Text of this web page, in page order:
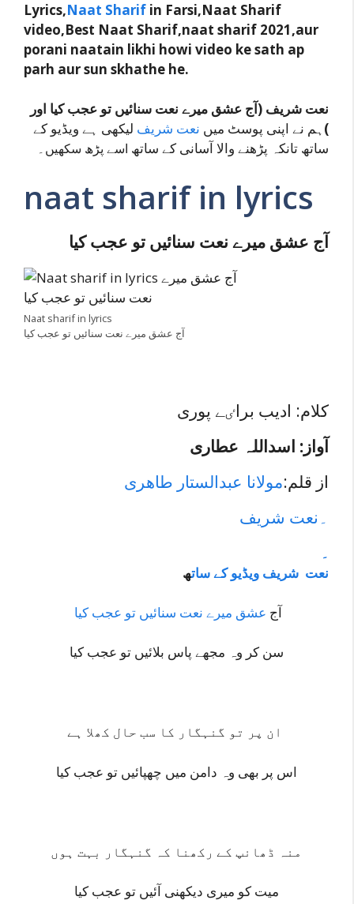
Lyrics,Naat Sharif in Farsi,Naat Sharif
video,Best Naat Sharif,naat sharif 2021,aur
porani naatain likhi howi video ke sath ap
parh aur sun skhathe he.
نعت شریف (آج عشق میرے نعت سنائیں تو عجب کیا اور
) ہم نے اپنی پوسٹ میں نعت شریف لیکھی ہے ویڈیو کے
ساتھ تانکہ پڑھنے والا آسانی کے ساتھ اسے پڑھ سکھیں۔
naat sharif in lyrics
آج عشق میرے نعت سنائیں تو عجب کیا
Naat sharif in lyrics
آج عشق میرے نعت سنائیں تو عجب کیا
کلام: ادیب براٸے پوری
آواز: اسداللہ عطاری
از قلم:مولانا عبدالستار طاھری
۔نعت شریف
۔
نعت شریف ویڈیو کے ساتھ
آج عشق میرے نعت سنائیں تو عجب کیا
سن کر وہ مجھے پاس بلائیں تو عجب کیا
ان پر تو گنہگار کا سب حال کھلا ہے
اس پر بھی وہ دامن میں چھپائیں تو عجب کیا
منہ ڈھانپ کے رکھنا کہ گنہگار بہت ہوں
میت کو میری دیکھنی آئیں تو عجب کیا